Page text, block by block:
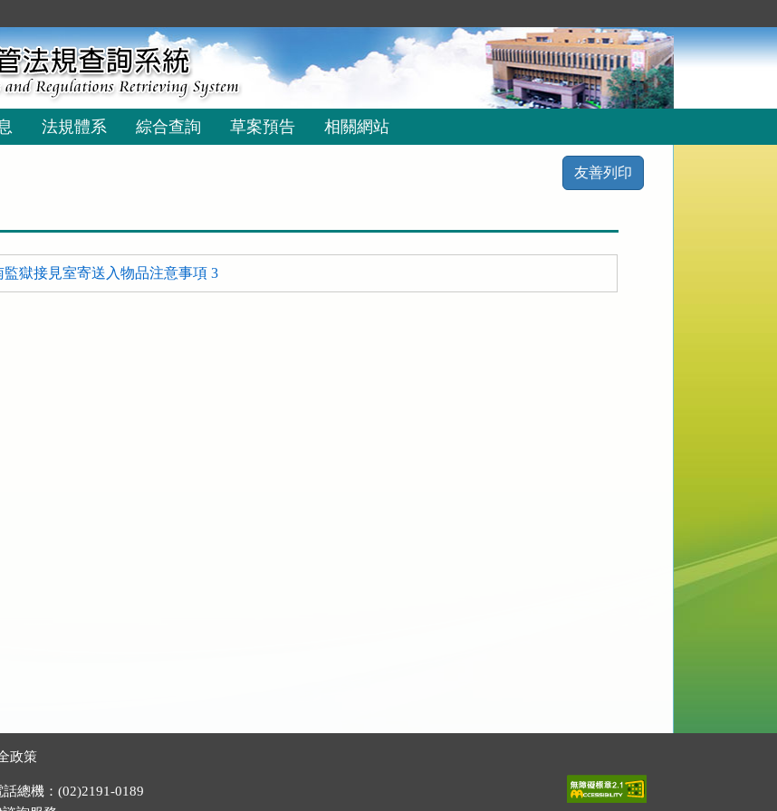
法規體系 綜合查詢 草案預告 相關網站
友善列印
獄接見室寄送入物品注意事項 3
政策
總機：(02)2191-0189